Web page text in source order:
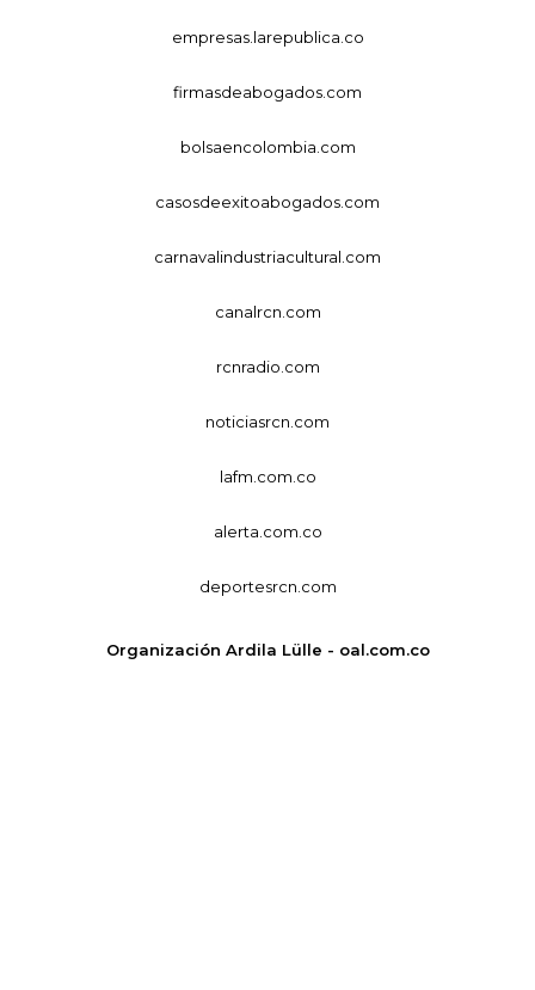
empresas.larepublica.co
firmasdeabogados.com
bolsaencolombia.com
casosdeexitoabogados.com
carnavalindustriacultural.com
canalrcn.com
rcnradio.com
noticiasrcn.com
lafm.com.co
alerta.com.co
deportesrcn.com
Organización Ardila Lülle - oal.com.co